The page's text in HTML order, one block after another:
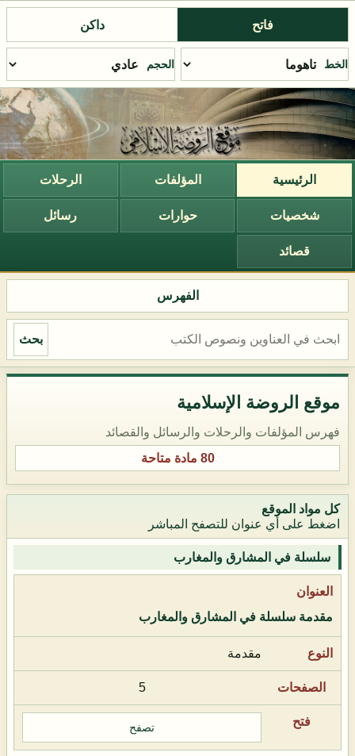
فاتح داكن
الخط الحجم
الرئيسية المؤلفات الرحلات
شخصيات حوارات رسائل
قصائد
الفهرس
بحث
موقع الروضة الإسلامية
فهرس المؤلفات والرحلات والرسائل والقصائد
80 مادة متاحة
كل مواد الموقع
اضغط على أي عنوان للتصفح المباشر
سلسلة في المشارق والمغارب
مقدمة سلسلة في المشارق والمغارب
مقدمة
5
تصفح